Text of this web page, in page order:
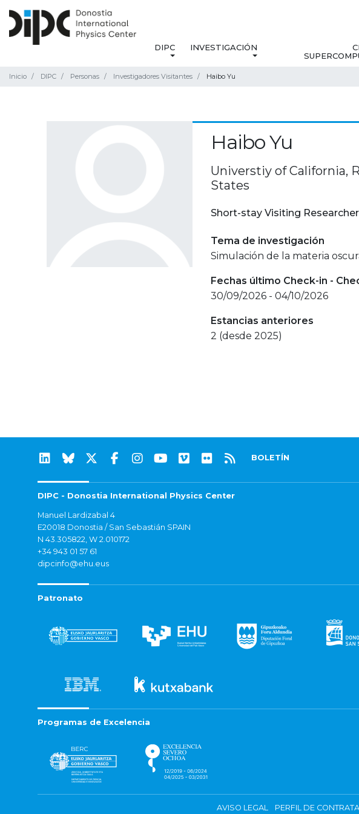
DIPC INVESTIGACIÓN
Inicio DIPC Personas Investigadores Visitantes Haibo Yu
Haibo Yu
Universtiy of California,
States
Short-stay Visiting Researcher
Tema de investigación
Simulación de la materia
Fechas último Check-in -
30/09/2026 - 04/10/2026
Estancias anteriores
2 (desde 2025)
BOLETÍN
DIPC - Donostia International Physics Center
Manuel Lardizabal 4
E20018 Donostia / San Sebastián SPAIN
N 43.305822, W 2.010172
+34 943 01 57 61
dipcinfo@ehu.eus
Patronato
Programas de Excelencia
AVISO LEGAL PERFIL DE